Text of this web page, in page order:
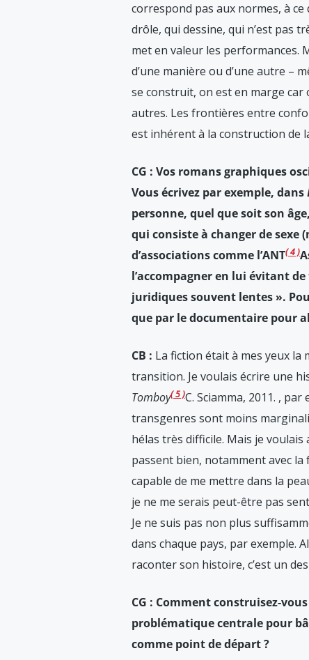
correspond pas aux normes, à ce
drôle, qui dessine, qui n’est pas
met en valeur les performances.
d’une manière ou d’une autre –
se construit, on est en marge car
autres. Les frontières entre
est inhérent à la construction de
CG : Vos romans graphiques
Vous écrivez par exemple, dans
personne, quel que soit son
qui consiste à changer de sexe
d’associations comme l’ANT 4
l’accompagner en lui évitant
juridiques souvent lentes ».
que par le documentaire pour
CB : La fiction était à mes yeux la
transition. Je voulais écrire une
Tomboy 5 C. Sciamma, 2011. , par
transgenres sont moins
hélas très difficile. Mais je voulais
passent bien, notamment avec
capable de me mettre dans la
je ne me serais peut-être pas
Je ne suis pas non plus
dans chaque pays, par exemple.
raconter son histoire, c’est un
CG : Comment construisez-
problématique centrale pour
comme point de départ ?